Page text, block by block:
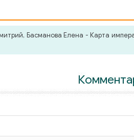
Басманова Елена - Карта